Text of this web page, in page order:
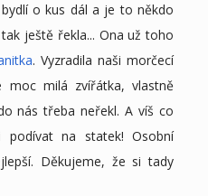
o kus dál a je to někdo
ještě řekla... Ona už toho
. Vyzradila naši morčecí
moc milá zvířátka, vlastně
nás třeba neřekl. A víš co
na statek! Osobní
Děkujeme, že si tady